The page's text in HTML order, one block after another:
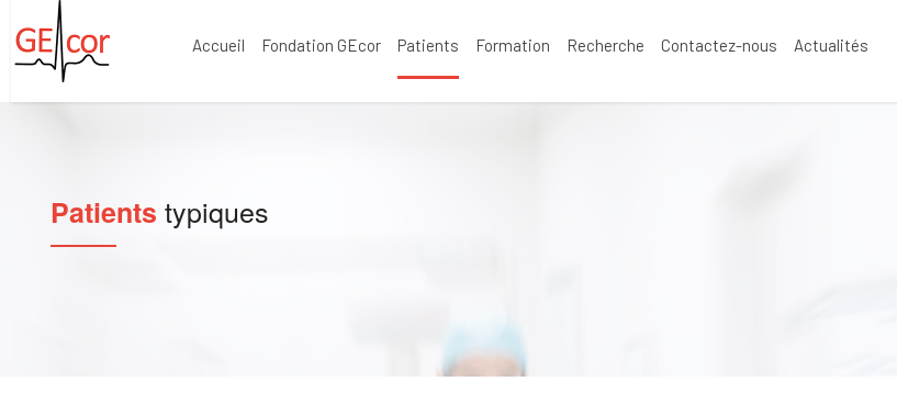
Accueil Fondation GEcor Patients Formation Recherche Contactez-nous Actualités
Patients typiques